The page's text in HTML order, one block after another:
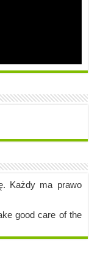
Każdy ma prawo
good care of the